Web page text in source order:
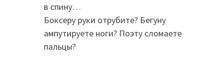
в спину…
Боксеру руки отрубите? Бегуну
ампутируете ноги? Поэту сломаете
пальцы?